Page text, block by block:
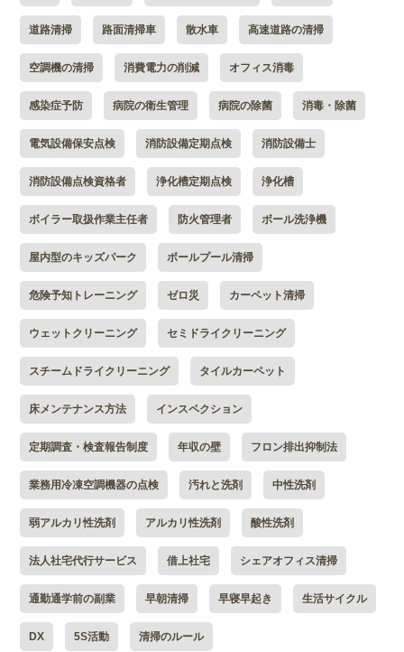
道路清掃 路面清掃車 散水車 高速道路の清掃
空調機の清掃 消費電力の削減 オフィス消毒
感染症予防 病院の衛生管理 病院の除菌 消毒・除菌
電気設備保安点検 消防設備定期点検 消防設備士
消防設備点検資格者 浄化槽定期点検 浄化槽
ボイラー取扱作業主任者 防火管理者 ボール洗浄機
屋内型のキッズパーク ボールプール清掃
危険予知トレーニング ゼロ災 カーペット清掃
ウェットクリーニング セミドライクリーニング
スチームドライクリーニング タイルカーペット
床メンテナンス方法 インスペクション
定期調査・検査報告制度 年収の壁 フロン排出抑制法
業務用冷凍空調機器の点検 汚れと洗剤 中性洗剤
弱アルカリ性洗剤 アルカリ性洗剤 酸性洗剤
法人社宅代行サービス 借上社宅 シェアオフィス清掃
通勤通学前の副業 早朝清掃 早寝早起き 生活サイクル
DX 5S活動 清掃のルール